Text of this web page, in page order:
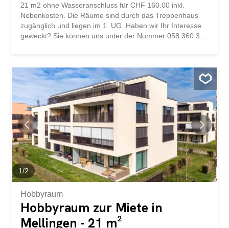
21 m2 ohne Wasseranschluss für CHF 160.00 inkl.
Nebenkosten. Die Räume sind durch das Treppenhaus
zugänglich und liegen im 1. UG. Haben wir Ihr Interesse
geweckt? Sie können uns unter der Nummer 058 360 39
Kontaktanfrage sofort direkt weiter an die Vermieter,
damit diese sich möglichst schnell wieder bei Ihnen
melden können. storabble selbst ist nicht die
Eigentümerin des ausgeschriebenen Lagerraums. Dieses
Objekt sowie ca. 10'000 weitere freie Lagerräume finden
Sie auch direkt auf storabble.com
1/2
Hobbyraum
Hobbyraum zur Miete in
Mellingen - 21 m²